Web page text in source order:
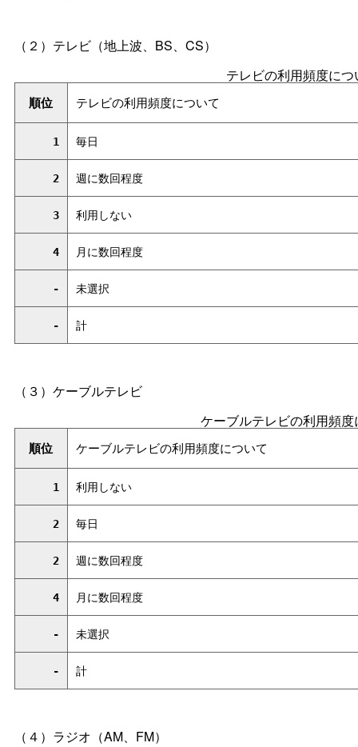
（２）テレビ（地上波、BS、CS）
テレビの利用頻度につ
順位 テレビの利用頻度について
1 毎日
2 週に数回程度
3 利用しない
4 月に数回程度
- 未選択
- 計
（３）ケーブルテレビ
ケーブルテレビの利用頻
順位 ケーブルテレビの利用頻度について
1 利用しない
2 毎日
2 週に数回程度
4 月に数回程度
- 未選択
- 計
（４）ラジオ（AM、FM）